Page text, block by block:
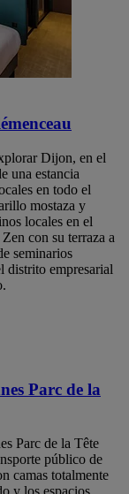
Dijon, en el
una estancia
en todo el
mostaza y
locales en el
con su terraza a
seminarios
distrito empresarial
Parc de la
Parc de la Tête
público de
camas totalmente
y los espacios